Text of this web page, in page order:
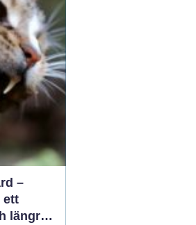
är
Hur kan
djur på
I
–
ett
längre